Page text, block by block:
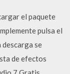
el paquete
pulsa el
se
de efectos